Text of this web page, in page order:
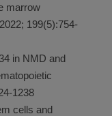
marrow
199(5):754-
in NMD and
1238
cells and